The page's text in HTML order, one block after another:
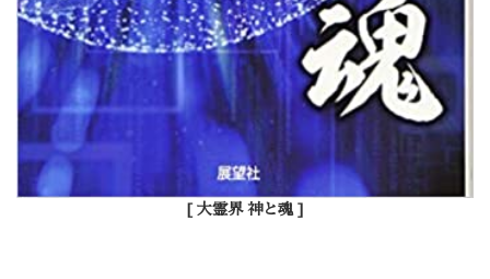
[ 大霊界 神と魂 ]